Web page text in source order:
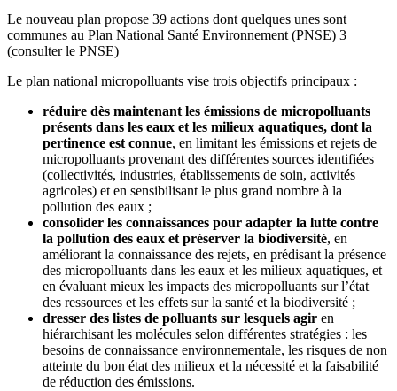
Le nouveau plan propose 39 actions dont quelques unes sont
communes au Plan National Santé Environnement (PNSE) 3
(consulter le PNSE)
Le plan national micropolluants vise trois objectifs principaux :
réduire dès maintenant les émissions de micropolluants
présents dans les eaux et les milieux aquatiques, dont la
pertinence est connue, en limitant les émissions et rejets de
micropolluants provenant des différentes sources identifiées
(collectivités, industries, établissements de soin, activités
agricoles) et en sensibilisant le plus grand nombre à la
pollution des eaux ;
consolider les connaissances pour adapter la lutte contre
la pollution des eaux et préserver la biodiversité, en
améliorant la connaissance des rejets, en prédisant la présence
des micropolluants dans les eaux et les milieux aquatiques, et
en évaluant mieux les impacts des micropolluants sur l’état
des ressources et les effets sur la santé et la biodiversité ;
dresser des listes de polluants sur lesquels agir en
hiérarchisant les molécules selon différentes stratégies : les
besoins de connaissance environnementale, les risques de non
atteinte du bon état des milieux et la nécessité et la faisabilité
de réduction des émissions.